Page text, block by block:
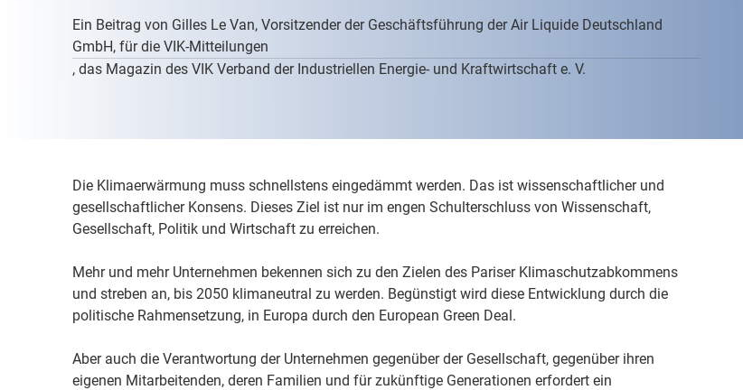
Ein Beitrag von Gilles Le Van, Vorsitzender der Geschäftsführung der Air Liquide Deutschland
GmbH, für die VIK-Mitteilungen
, das Magazin des VIK Verband der Industriellen Energie- und Kraftwirtschaft e. V.
Die Klimaerwärmung muss schnellstens eingedämmt werden. Das ist wissenschaftlicher und
gesellschaftlicher Konsens. Dieses Ziel ist nur im engen Schulterschluss von Wissenschaft,
Gesellschaft, Politik und Wirtschaft zu erreichen.
Mehr und mehr Unternehmen bekennen sich zu den Zielen des Pariser Klimaschutzabkommens
und streben an, bis 2050 klimaneutral zu werden. Begünstigt wird diese Entwicklung durch die
politische Rahmensetzung, in Europa durch den European Green Deal.
Aber auch die Verantwortung der Unternehmen gegenüber der Gesellschaft, gegenüber ihren
eigenen Mitarbeitenden, deren Familien und für zukünftige Generationen erfordert ein